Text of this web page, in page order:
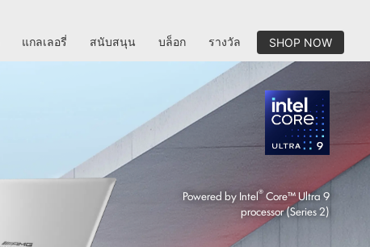
แกลเลอรี่ สนับสนุน บล็อก รางวัล SHOP NOW
Powered by Intel®Core™ Ultra 9
processor (Series 2)